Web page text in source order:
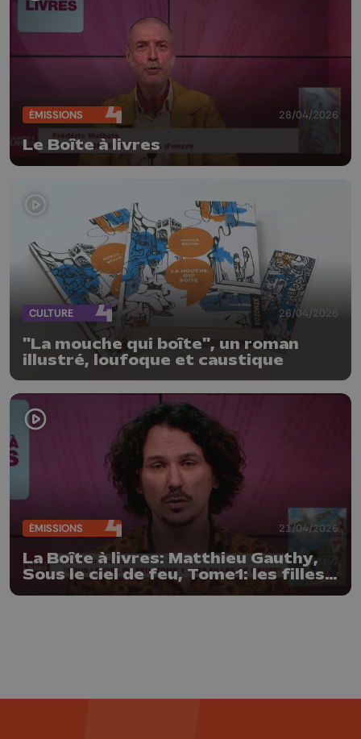
ÉMISSIONS 28/04/2026
Le Boîte à livres
CULTURE 26/04/2026
"La mouche qui boîte", un roman
illustré, loufoque et caustique
ÉMISSIONS 21/04/2026
La Boîte à livres: Matthieu Gauthy,
Sous le ciel de feu, Tome1: les filles